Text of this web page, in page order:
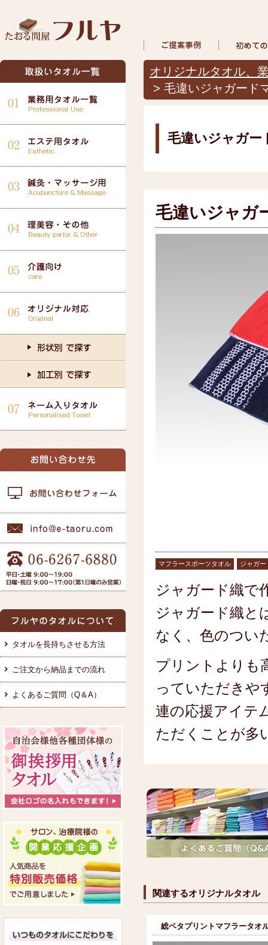
オリジナルタオル、
> 毛違いジャガード
毛違いジャガー
毛違いジャガ
マフラースポーツタオル ジャガー
ジャガード織で
ジャガード織と
なく、色のつい
プリントよりも
っていただきや
連の応援アイテ
ただくことが多
関連するオリジナルタオル
総ベタプリントマフラータオ
タオルを長持ちさせる方法
ご注文から納品までの流れ
よくあるご質問（Q＆A）